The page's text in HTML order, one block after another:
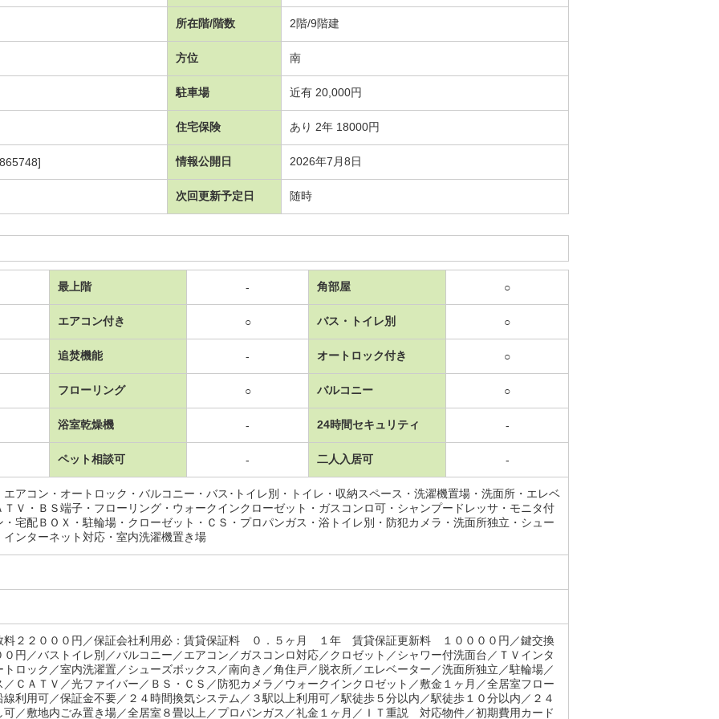
所在階/階数 2階/9階建
方位 南
駐車場 近有 20,000円
住宅保険 あり 2年 18000円
情報公開日 2026年7月8日
次回更新予定日 随時
最上階 - 角部屋 ○
エアコン付き ○ バス・トイレ別 ○
追焚機能 - オートロック付き ○
フローリング ○ バルコニー ○
浴室乾燥機 - 24時間セキュリティ -
ペット相談可 - 二人入居可 -
エアコン・オートロック・バルコニー・バス･トイレ別・トイレ・収納スペース・洗濯機置場・洗面所・エレベ
ＴＶ・ＢＳ端子・フローリング・ウォークインクローゼット・ガスコンロ可・シャンプードレッサ・モニタ付
・宅配ＢＯＸ・駐輪場・クローゼット・ＣＳ・プロパンガス・浴トイレ別・防犯カメラ・洗面所独立・シュー
インターネット対応・室内洗濯機置き場
料２２０００円／保証会社利用必：賃貸保証料 ０．５ヶ月 １年 賃貸保証更新料 １００００円／鍵交換
０円／バストイレ別／バルコニー／エアコン／ガスコンロ対応／クロゼット／シャワー付洗面台／ＴＶインタ
トロック／室内洗濯置／シューズボックス／南向き／角住戸／脱衣所／エレベーター／洗面所独立／駐輪場／
／ＣＡＴＶ／光ファイバー／ＢＳ・ＣＳ／防犯カメラ／ウォークインクロゼット／敷金１ヶ月／全居室フロー
線利用可／保証金不要／２４時間換気システム／３駅以上利用可／駅徒歩５分以内／駅徒歩１０分以内／２４
可／敷地内ごみ置き場／全居室８畳以上／プロパンガス／礼金１ヶ月／ＩＴ重説 対応物件／初期費用カード